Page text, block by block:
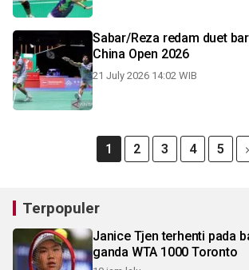
Sabar/Reza redam duet
China Open 2026
21 July 2026 14:02 WIB
1 2 3 4 5
Terpopuler
Janice Tjen terhenti pada
ganda WTA 1000 Toronto